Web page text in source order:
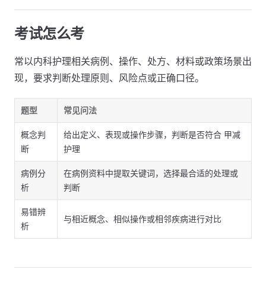
考试怎么考
常以内科护理相关病例、操作、处方、材料或政策场景出
现，要求判断处理原则、风险点或正确口径。
题型 常见问法
概念判
断
给出定义、表现或操作步骤，判断是否符合 甲减
护理
病例分
析
在病例资料中提取关键词，选择最合适的处理或
判断
易错辨
析
与相近概念、相似操作或相邻疾病进行对比